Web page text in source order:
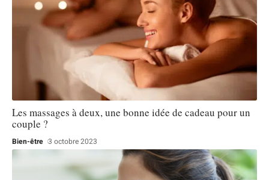
Les massages à deux, une bonne idée de cadeau pour un
couple ?
Bien-être 3 octobre 2023